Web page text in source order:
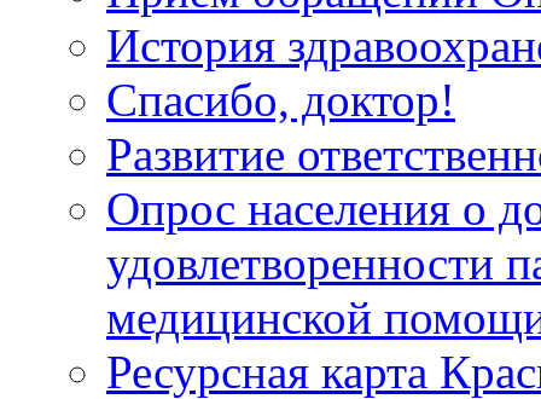
История
Спасибо, доктор!
Развитие
Опрос населения о
удовлетворенности
медицинской
Ресурсная карта